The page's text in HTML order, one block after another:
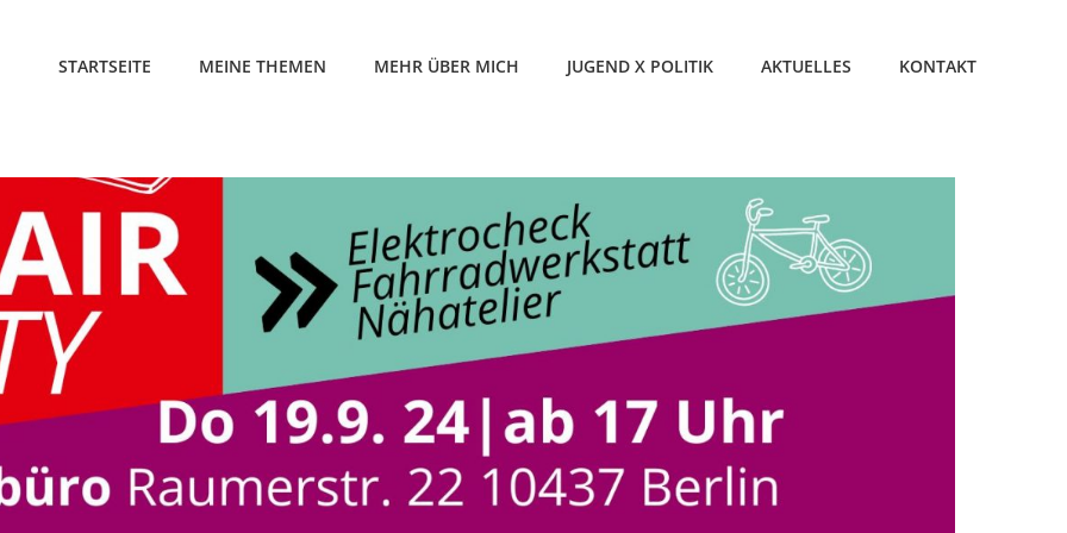
STARTSEITE MEINE THEMEN MEHR ÜBER MICH JUGEND X POLITIK AKTUELLES KONTAKT